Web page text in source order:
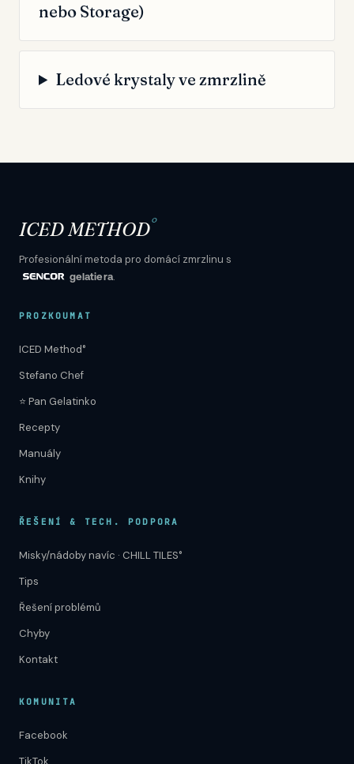
nebo Storage)
Ledové krystaly ve zmrzlině
ICED METHOD°
Profesionální metoda pro domácí zmrzlinu s
gelatiera.
PROZKOUMAT
ICED Method°
Stefano Chef
⭐ Pan Gelatinko
Recepty
Manuály
Knihy
ŘEŠENÍ & TECH. PODPORA
Misky/nádoby navíc · CHILL TILES°
Tips
Řešení problémů
Chyby
Kontakt
KOMUNITA
Facebook
TikTok